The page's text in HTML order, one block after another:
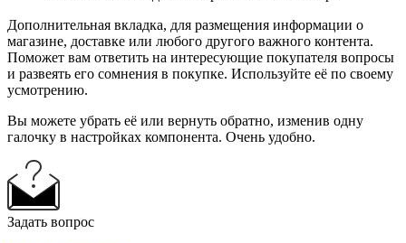
Дополнительная вкладка, для размещения информации о
магазине, доставке или любого другого важного контента.
Поможет вам ответить на интересующие покупателя вопросы
и развеять его сомнения в покупке. Используйте её по своему
усмотрению.
Вы можете убрать её или вернуть обратно, изменив одну
галочку в настройках компонента. Очень удобно.
Задать вопрос